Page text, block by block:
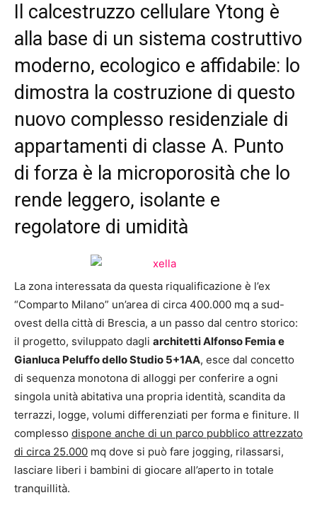
Il calcestruzzo cellulare Ytong è
alla base di un sistema costruttivo
moderno, ecologico e affidabile: lo
dimostra la costruzione di questo
nuovo complesso residenziale di
appartamenti di classe A. Punto
di forza è la microporosità che lo
rende leggero, isolante e
regolatore di umidità
La zona interessata da questa riqualificazione è l’ex
“Comparto Milano” un’area di circa 400.000 mq a sud-
ovest della città di Brescia, a un passo dal centro storico:
il progetto, sviluppato dagli architetti Alfonso Femia e
Gianluca Peluffo dello Studio 5+1AA, esce dal concetto
di sequenza monotona di alloggi per conferire a ogni
singola unità abitativa una propria identità, scandita da
terrazzi, logge, volumi differenziati per forma e finiture. Il
complesso dispone anche di un parco pubblico attrezzato
di circa 25.000 mq dove si può fare jogging, rilassarsi,
lasciare liberi i bambini di giocare all’aperto in totale
tranquillità.